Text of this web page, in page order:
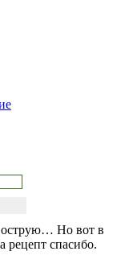
Но вот в
рецепт спасибо.